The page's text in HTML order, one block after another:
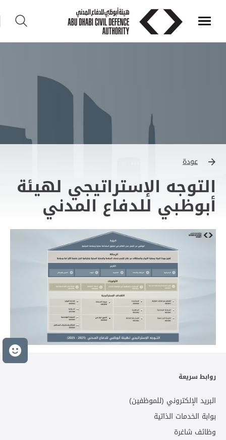
عودة
التوجه الإستراتيجي لهيئة
أبوظبي للدفاع المدني
روابط سريعة
البريد الإلكتروني (للموظفين)
بوابة الخدمات الذاتية
وظائف شاغرة